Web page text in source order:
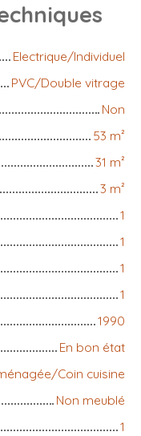
Electrique/Individuel
PVC/Double vitrage
Non
53 m²
31 m²
3 m²
1
1
1
1
1990
En bon état
Coin cuisine
Non meublé
1